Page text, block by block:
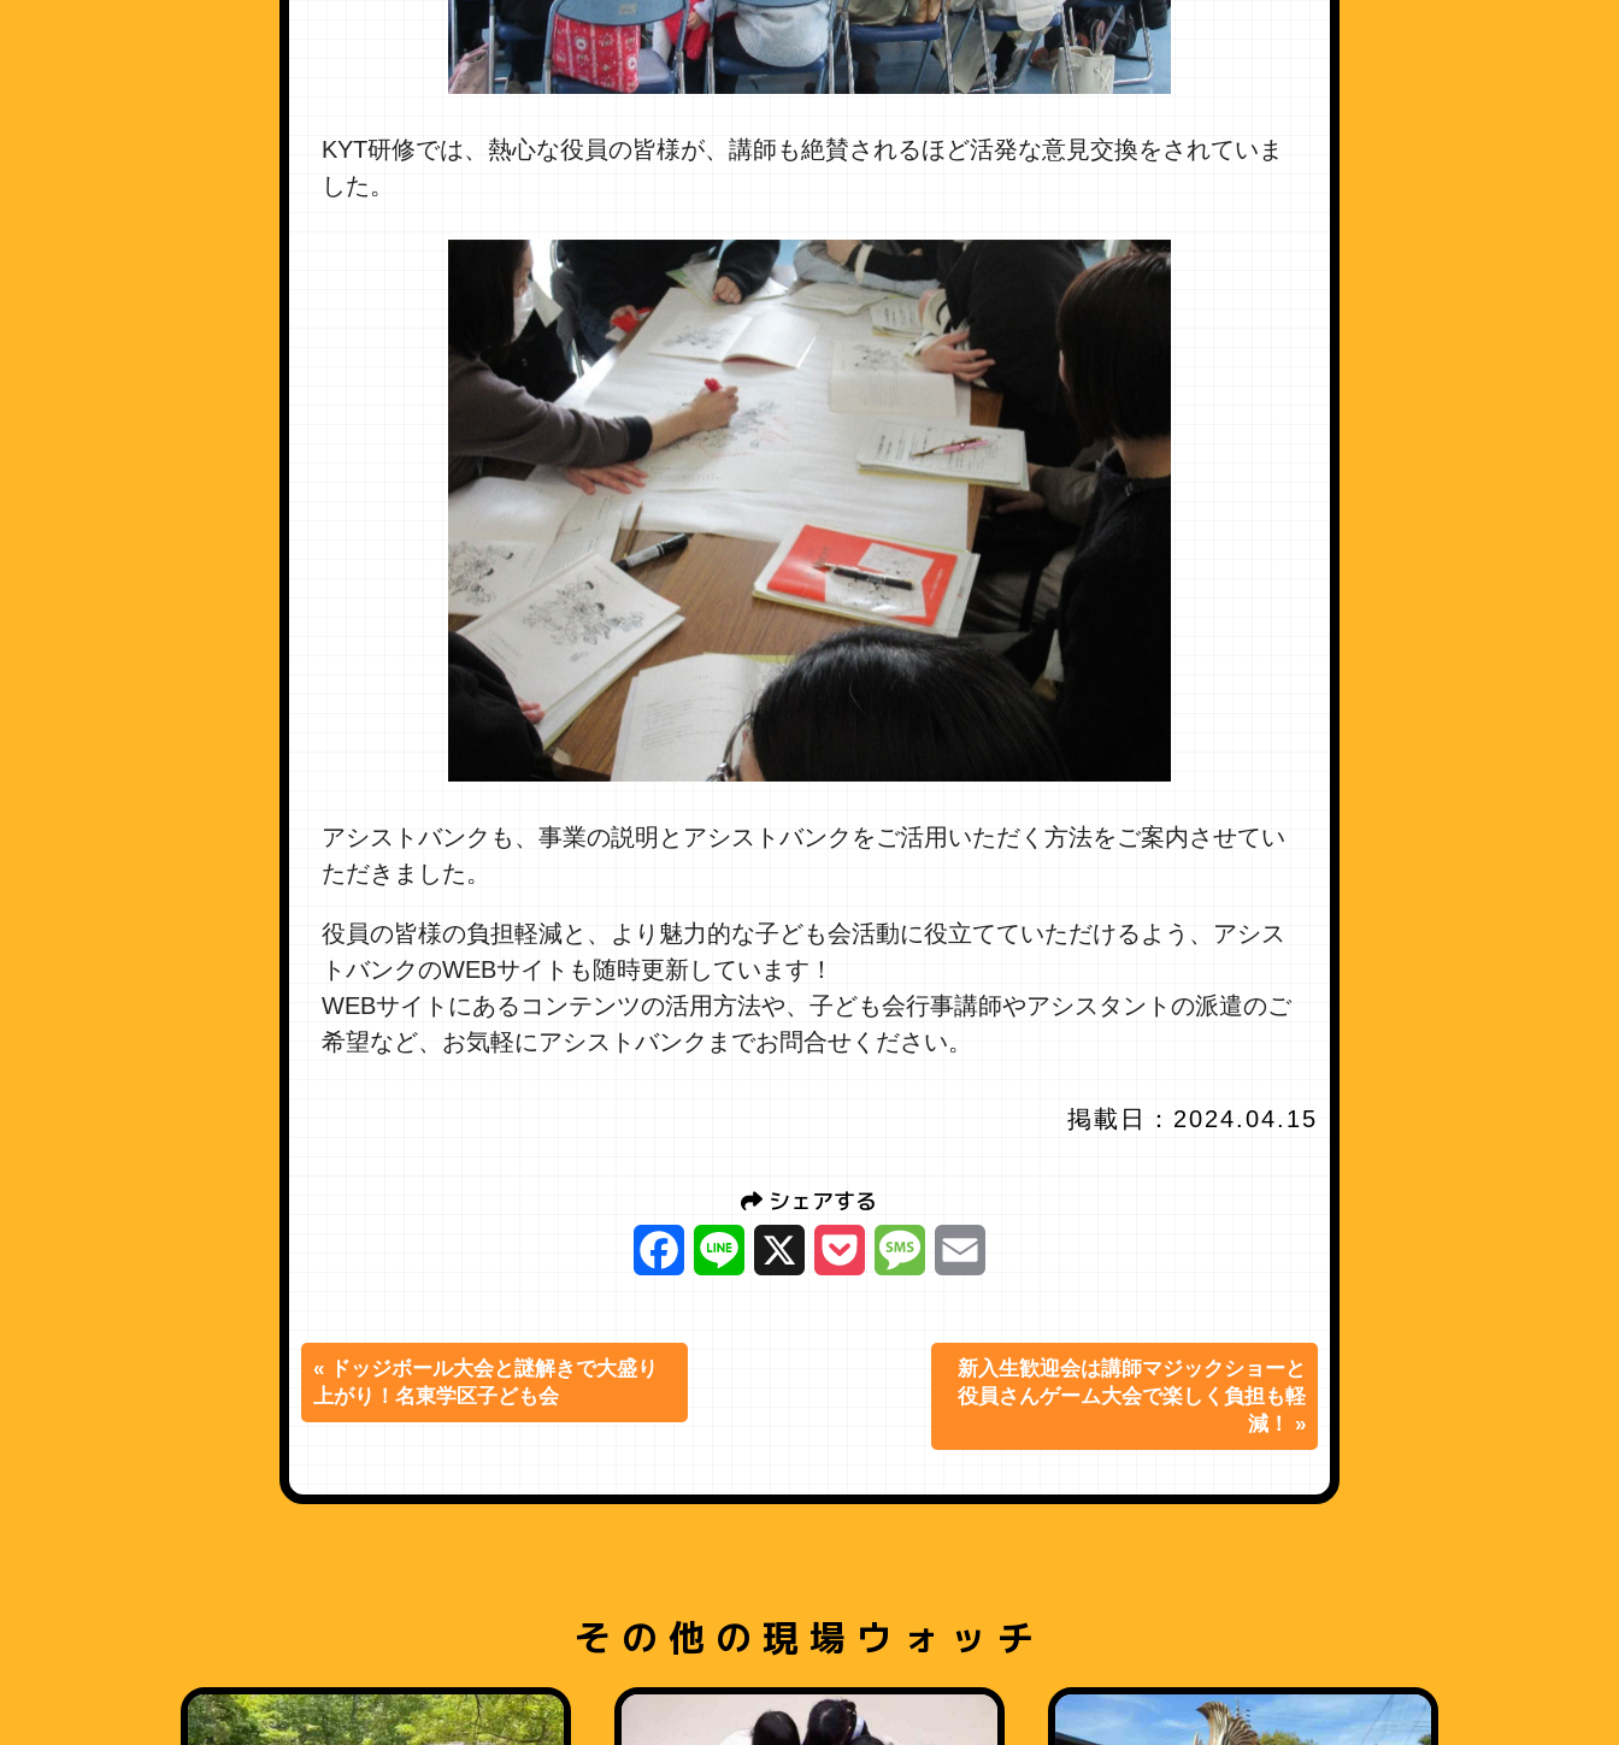
KYT研修では、熱心な役員の皆様が、講師も絶賛されるほど活発な意見交換をされていま
した。
アシストバンクも、事業の説明とアシストバンクをご活用いただく方法をご案内させてい
ただきました。
役員の皆様の負担軽減と、より魅力的な子ども会活動に役立てていただけるよう、アシス
トバンクのWEBサイトも随時更新しています！
WEBサイトにあるコンテンツの活用方法や、子ども会行事講師やアシスタントの派遣のご
希望など、お気軽にアシストバンクまでお問合せください。
掲載日：2024.04.15
シェアする
FacebookLine Pocket Message
« ドッジボール大会と謎解きで大盛り
上がり！名東学区子ども会
新入生歓迎会は講師マジックショーと
役員さんゲーム大会で楽しく負担も軽
減！ »
その他の現場ウォッチ